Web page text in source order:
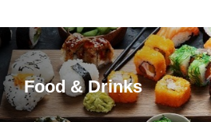
Food & Drinks